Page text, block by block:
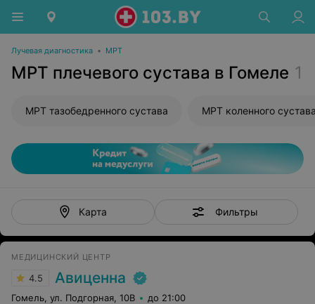
Лучевая диагностика • МРТ
МРТ плечевого сустава в Гомеле 1
МРТ тазобедренного сустава МРТ коленного
Карта Фильтры
МЕДИЦИНСКИЙ ЦЕНТР
4.5 Авиценна
Гомель, ул. Подгорная, 10В до 21:00